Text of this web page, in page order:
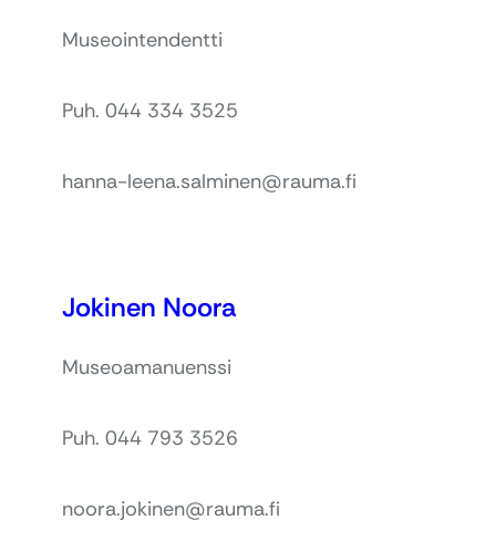
Museointendentti
Puh. 044 334 3525
hanna-leena.salminen@rauma.fi
Jokinen Noora
Museoamanuenssi
Puh. 044 793 3526
noora.jokinen@rauma.fi